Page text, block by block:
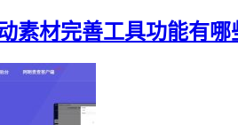
素材完善工具功能有哪